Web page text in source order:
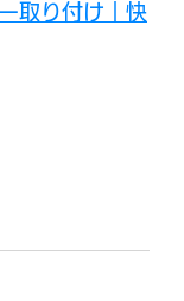
取り付け｜快